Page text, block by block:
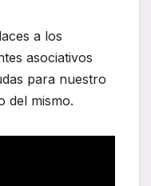
a los
asociativos
para nuestro
del mismo.